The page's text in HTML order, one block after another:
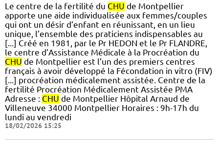
Le centre de la fertilité du CHU de Montpellier
apporte une aide individualisée aux femmes/couples
qui ont un désir d’enfant en réunissant, en un lieu
unique, l’ensemble des praticiens indispensables au
[...] Créé en 1981, par le Pr HEDON et le Pr FLANDRE,
le centre d’Assistance Médicale à la Procréation du
CHU de Montpellier est l’un des premiers centres
français à avoir développé la Fécondation in vitro (FIV)
[...] procréation médicalement assistée. Centre de la
fertilité Procréation Médicalement Assistée PMA
Adresse : CHU de Montpellier Hôpital Arnaud de
Villeneuve 34000 Montpellier Horaires : 9h-17h du
lundi au vendredi
18/02/2026 15:25